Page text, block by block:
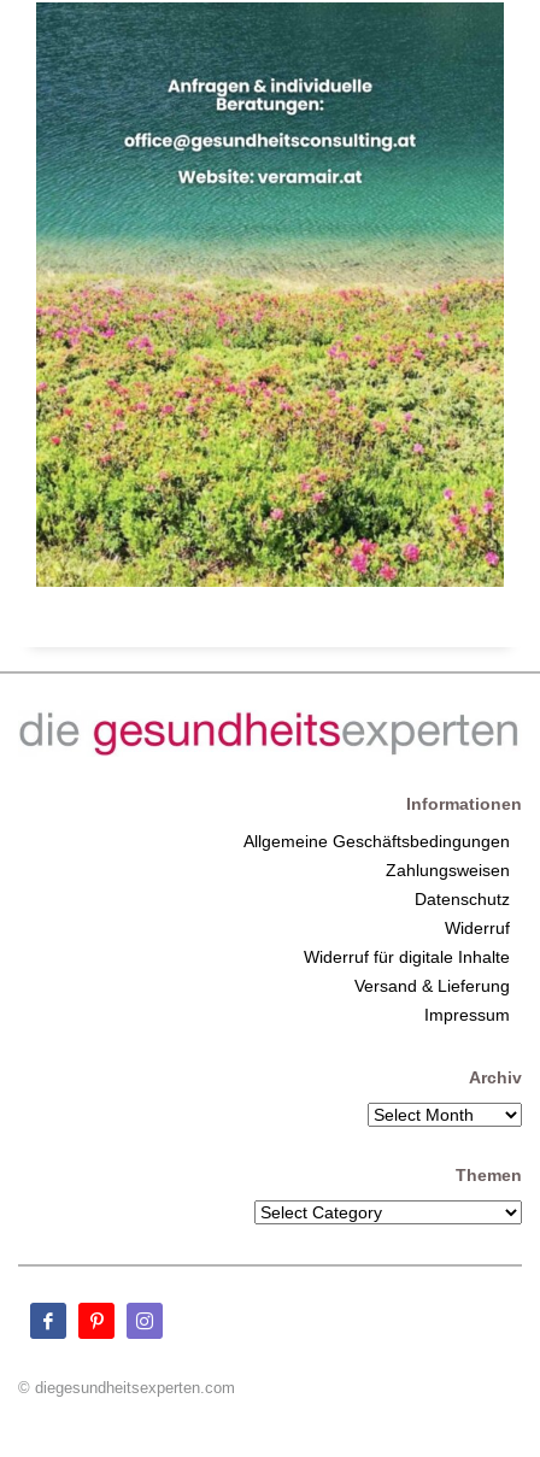
Informationen
Allgemeine Geschäftsbedingungen
Zahlungsweisen
Datenschutz
Widerruf
Widerruf für digitale Inhalte
Versand & Lieferung
Impressum
Archiv
Themen
© diegesundheitsexperten.com